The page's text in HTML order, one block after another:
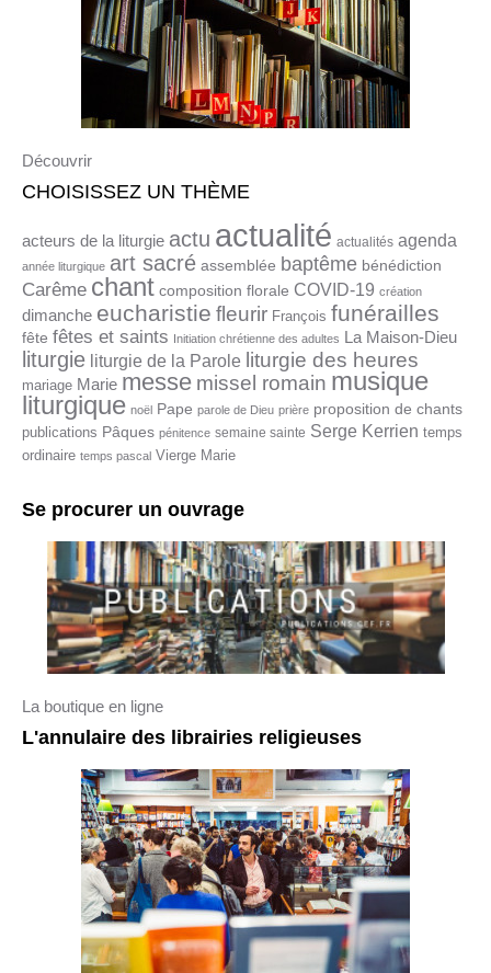
Découvrir
CHOISISSEZ UN THÈME
acteurs de la liturgie actu actualité actualités agenda
année liturgique art sacré assemblée baptême bénédiction
Carême chant composition florale COVID-19 création
dimanche eucharistie fleurir François funérailles
fête fêtes et saints Initiation chrétienne des adultes La Maison-Dieu
liturgie liturgie de la Parole liturgie des heures
mariage Marie messe missel romain musique
liturgique noël Pape parole de Dieu prière proposition de chants
publications Pâques pénitence semaine sainte Serge Kerrien temps
ordinaire temps pascal Vierge Marie
Se procurer un ouvrage
La boutique en ligne
L'annulaire des librairies religieuses